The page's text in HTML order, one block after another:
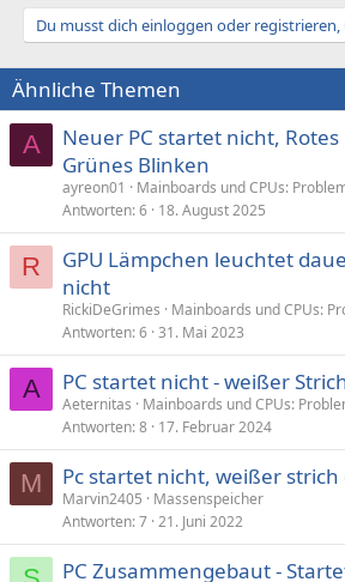
Du musst dich einloggen oder
Ähnliche Themen
A
Neuer PC startet nicht,
Grünes Blinken
ayreon01
Mainboards und CPUs:
Antworten 6 18. August 2025
R
GPU Lämpchen leuchtet
nicht
RickiDeGrimes
Mainboards und CPUs:
Antworten 6 31. Mai 2023
A PC startet nicht - weißer
Aeternitas
Mainboards und CPUs:
Antworten 8 17. Februar 2024
M Pc startet nicht, weißer
Marvin2405
Massenspeicher
Antworten 7 21. Juni 2022
PC Zusammengebaut -